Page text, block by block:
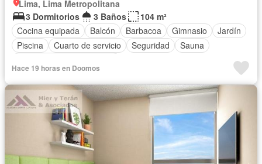
Lima, Lima Metropolitana
3 Dormitorios
3 Baños
104 m²
Cocina equipada
Balcón Barbacoa Gimnasio
Jardín
Piscina
Cuarto de servicio Seguridad
Sauna
Hace 19 horas en Doomos